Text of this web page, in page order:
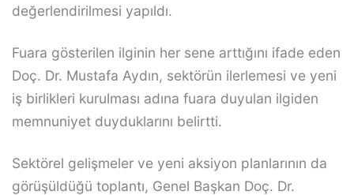
değerlendirilmesi yapıldı.
Fuara gösterilen ilginin her sene arttığını ifade eden
Doç. Dr. Mustafa Aydın, sektörün ilerlemesi ve yeni
iş birlikleri kurulması adına fuara duyulan ilgiden
memnuniyet duyduklarını belirtti.
Sektörel gelişmeler ve yeni aksiyon planlarının da
görüşüldüğü toplantı, Genel Başkan Doç. Dr.